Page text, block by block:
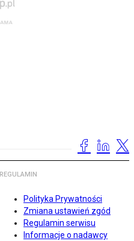
REGULAMIN
Polityka Prywatności
Zmiana ustawień zgód
Regulamin serwisu
Informacje o nadawcy